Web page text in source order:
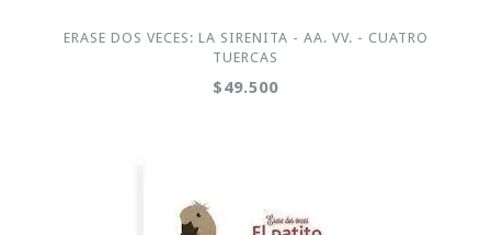
ERASE DOS VECES: LA SIRENITA - AA. VV. - CUATRO
TUERCAS
$49.500